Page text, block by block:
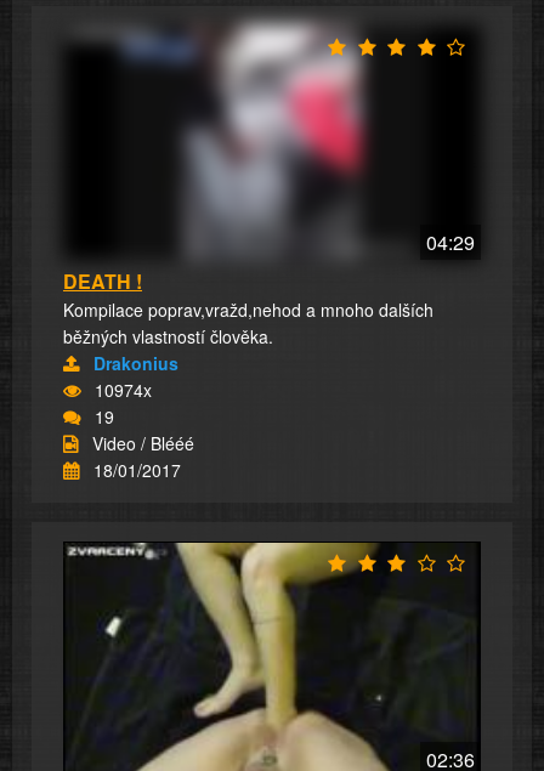
04:29
DEATH !
Kompilace poprav,vražd,nehod a mnoho dalších
běžných vlastností člověka.
Drakonius
10974x
19
Video / Blééé
18/01/2017
02:36